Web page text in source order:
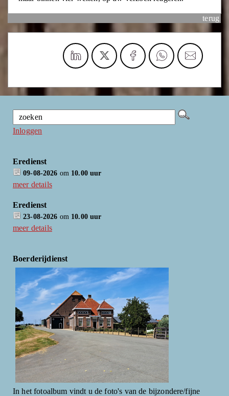
terug
Inloggen
Eredienst
09-08-2026 om 10.00 uur
meer details
Eredienst
23-08-2026 om 10.00 uur
meer details
Boerderijdienst
In het fotoalbum vindt u de foto's van de bijzondere/fijne